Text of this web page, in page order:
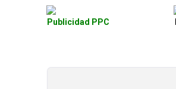
Publicidad PPC